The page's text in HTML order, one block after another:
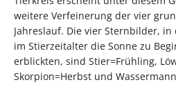
weitere Verfeinerung der vier
Jahreslauf. Die vier Sternbilder,
im Stierzeitalter die Sonne zu
erblickten, sind Stier=Frühling,
Skorpion=Herbst und